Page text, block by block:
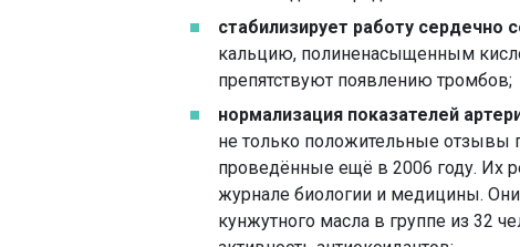
стабилизирует работу сердечно
кальцию, полиненасыщенным
препятствуют появлению тромбов;
нормализация показателей
не только положительные отзывы
проведённые ещё в 2006 году. Их
журнале биологии и медицины. Они
кунжутного масла в группе из 32